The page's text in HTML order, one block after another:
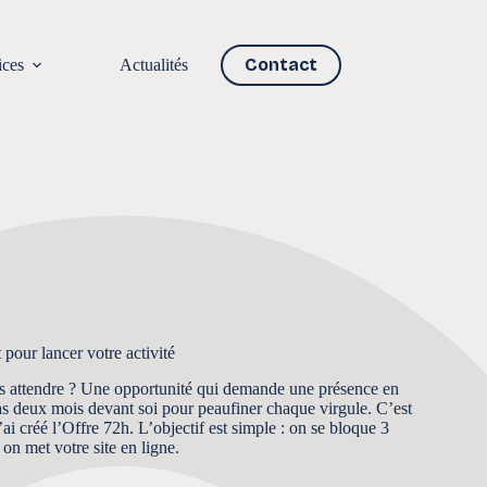
Actualités Contact
lancer votre activité
? Une opportunité qui demande une présence en
deux mois devant soi pour peaufiner chaque virgule. C’est
créé l’Offre 72h. L’objectif est simple : on se bloque 3
met votre site en ligne.